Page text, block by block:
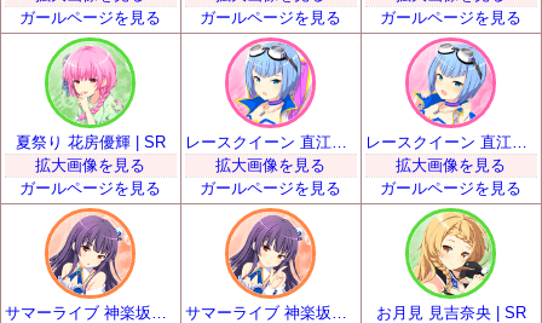
ガールページを見る
ガールページを見る
ガールページを見る
夏祭り 花房優輝 | SR
拡大画像を見る
ガールページを見る
拡大画像を見る
ガールページを見る
拡大画像を見る
ガールページを見る
お月見 見吉奈央 | SR